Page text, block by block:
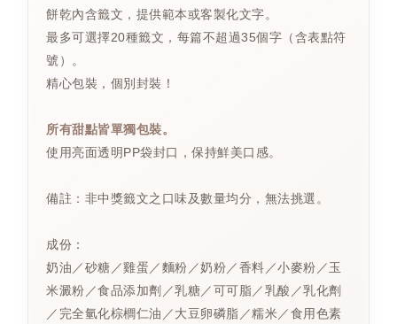
餅乾內含籤文，提供範本或客製化文字。
最多可選擇20種籤文，每篇不超過35個字（含表點符
號）。
精心包裝，個別封裝！
所有甜點皆單獨包裝。
使用亮面透明PP袋封口，保持鮮美口感。
備註：非中獎籤文之口味及數量均分，無法挑選。
成份：
奶油／砂糖／雞蛋／麵粉／奶粉／香料／小麥粉／玉
米澱粉／食品添加劑／乳糖／可可脂／乳酸／乳化劑
／完全氫化棕櫚仁油／大豆卵磷脂／糯米／食用色素